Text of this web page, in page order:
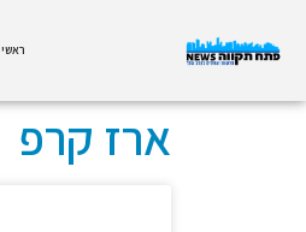
ראשי
ארז קרפ